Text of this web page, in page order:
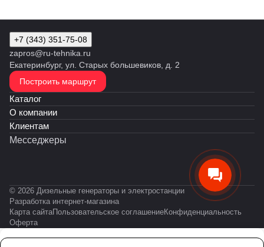
+7 (343) 351-75-08
zapros@ru-tehnika.ru
Екатеринбург, ул. Старых большевиков, д. 2
Построить маршрут
Каталог
О компании
Клиентам
Месседжеры
© 2026 Дизельные генераторы и электростанции
Разработка интернет-магазина
Карта сайтаПользовательское соглашениеКонфиденциальность
Оферта